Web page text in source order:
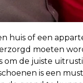
huis of een
moeten
om de juiste
is een